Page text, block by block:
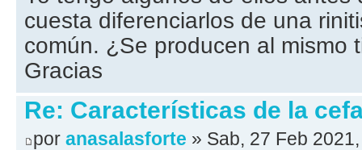
cuesta diferenciarlos de una
común. ¿Se producen al mismo
Gracias
Re: Características de la
por anasalasforte » Sab, 27 Feb